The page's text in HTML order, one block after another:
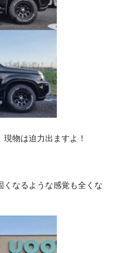
物は迫力出ますよ！
くなるような感覚も全くな